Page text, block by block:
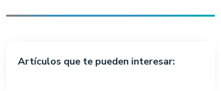
Artículos que te pueden interesar: